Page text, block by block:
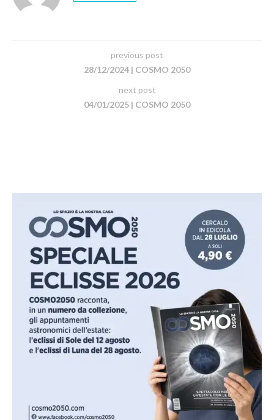
previous post
28/12/2024 | COSMO 2050
next post
04/01/2025 | COSMO 2050